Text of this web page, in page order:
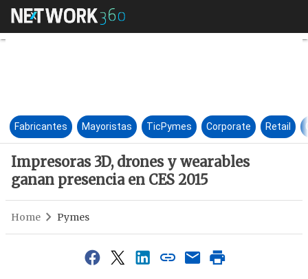
Impresoras 3D, drones y
Fabricantes Mayoristas TicPymes Corporate Retail
Impresoras 3D, drones y wearables
ganan presencia en CES 2015
Home Pymes